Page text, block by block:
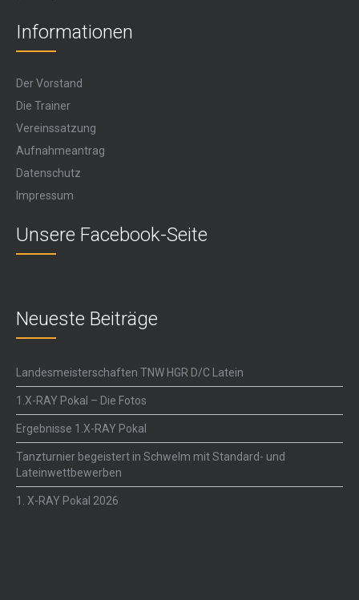
Informationen
Der Vorstand
Die Trainer
Vereinssatzung
Aufnahmeantrag
Datenschutz
Impressum
Unsere Facebook-Seite
Neueste Beiträge
Landesmeisterschaften TNW HGR D/C Latein
1.X-RAY Pokal – Die Fotos
Ergebnisse 1.X-RAY Pokal
Tanzturnier begeistert in Schwelm mit Standard- und
Lateinwettbewerben
1. X-RAY Pokal 2026